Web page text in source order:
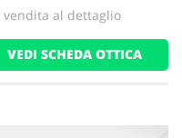
al dettaglio
VEDI SCHEDA OTTICA